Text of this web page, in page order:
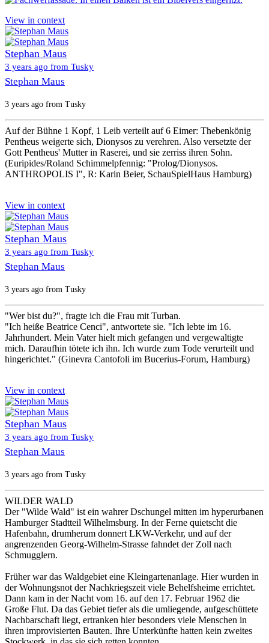
View in context
Stephan Maus
3 years ago from Tusky
Stephan Maus
3 years ago from Tusky
Auf der Bühne 1 Kopf, 1 Leib verteilt auf 6 Eimer: Thebenkönig
Pentheus weigerte sich, Dionysos zu verehren. Also versetzte der
Gott Pentheus' Mutter in Raserei, und sie zerriss ihren Sohn.
(Euripides/Roland Schimmelpfennig: "Prolog/Dionysos.
ANTHROPOLIS I", R: Karin Beier, SchauSpielHaus Hamburg)
View in context
Stephan Maus
3 years ago from Tusky
Stephan Maus
3 years ago from Tusky
"Wer bist du?", fragte ich die Frau mit Turban.
"Ich heiße Beatrice Cenci", antwortete sie. "Ich lebte im 16.
Jahrhundert. Mein Vater hielt mich gefangen und vergewaltigte
mich. Daraufhin tötete ich ihn. Ich wurde zum Tode verurteilt und
hingerichtet." (Ginevra Cantofoli im Bucerius-Forum, Hamburg)
View in context
Stephan Maus
3 years ago from Tusky
Stephan Maus
3 years ago from Tusky
WILDER WALD
Der "Wilde Wald" ist ein wahrer Dschungel mitten im hyperurbanen
Hamburger Stadtteil Wilhelmsburg. In der Ferne quietscht die
Hafenbahn, drumherum donnert LKW-Verkehr, und auf der
angrenzenden Georg-Wilhelm-Strasse fahndet der Zoll nach
Schmugglern.
Früher war das Waldgebiet eine Kleingartenanlage. Hier wurden in
der Wohnungsnot der Nachkriegszeit viele Behelfsheime errichtet.
Dann kam in der Nacht vom 16. auf den 17. Februar 1962 die
Große Flut. Da das Gebiet tiefer als die umliegende, aufgeschüttete
Nachbarschaft liegt, ertranken hier besonders viele Menschen in
ihren improvisierten Bauten. Ihre Unterkünfte hatten kein zweites